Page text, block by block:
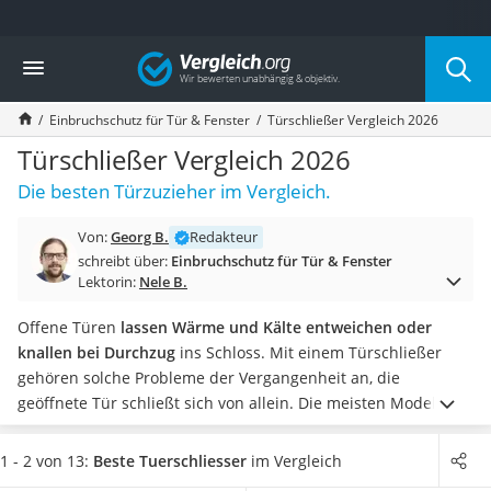
Die beliebtesten Vergleiche nach Kategorie
Baumarkt
Tresor feuerfest
Makita-Akku-Rasenmäher
Kappsäge
Smartes Türschloss
Akku-Rasentrimmer
Feuchtigkeitsmessgerät
Split-Klimaanlage 2 Innengeräte
Pelletofen
Tiefbrunnenpumpe
Fliesenschneider
Hochdruckreiniger
Doppelschleifer
Überwachungskamera
Benzinrasenmäher mit Elektrostart
Vergleich
Einbruchschutz für Tür & Fenster Türschließer Vergleich 2026
Türschließer Vergleich 2026
Die besten Türzuzieher im Vergleich.
Von:Georg B.
Redakteur
schreibt über: Einbruchschutz für Tür & Fenster
Lektorin: Nele B.
Offene Türen lassen Wärme und Kälte entweichen oder
knallen bei Durchzug ins Schloss. Mit einem Türschließer
gehören solche Probleme der Vergangenheit an, die
geöffnete Tür schließt sich von allein. Die meisten Modelle
lassen sich leicht einbauen und bestehen den Heimwerker-
Test. Von zweiteiligen Türschließern für schwere Türen bis
1 - 2 von 13: Beste Tuerschliesser im Vergleich